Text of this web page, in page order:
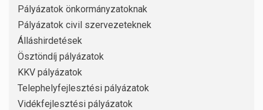
Pályázatok önkormányzatoknak
Pályázatok civil szervezeteknek
Álláshirdetések
Ösztöndíj pályázatok
KKV pályázatok
Telephelyfejlesztési pályázatok
Vidékfejlesztési pályázatok